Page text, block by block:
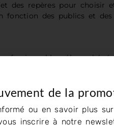
des repères pour choisir
fonction des publics et des
élu·es,
coût pédagogique
de la
ou en savoir plus
inscrire à notre